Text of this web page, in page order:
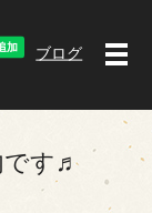
ブログ
メ
です♬